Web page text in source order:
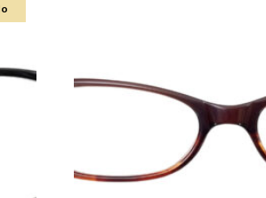
la cita?